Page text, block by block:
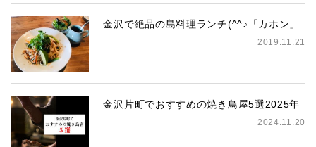
金沢で絶品の島料理ランチ(^^♪「カホン」
2019.11.21
金沢片町でおすすめの焼き鳥屋5選2025年
2024.11.20